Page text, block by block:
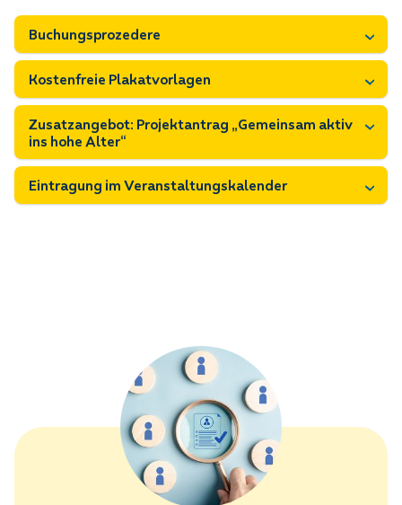
Buchungsprozedere
Kostenfreie Plakatvorlagen
Zusatzangebot: Projektantrag „Gemeinsam aktiv
ins hohe Alter“
Eintragung im Veranstaltungskalender